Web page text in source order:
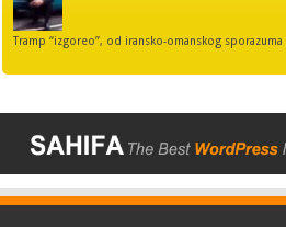
Tramp “izgoreo”, od iransko-omanskog